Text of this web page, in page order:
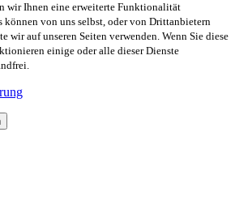
wir Ihnen eine erweiterte Funktionalität
von uns selbst, oder von Drittanbietern
wir auf unseren Seiten verwenden. Wenn Sie diese
einige oder alle dieser Dienste